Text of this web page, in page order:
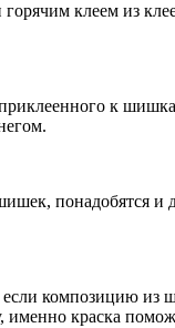
клеем из
к
понадобятся и
композицию из
краска